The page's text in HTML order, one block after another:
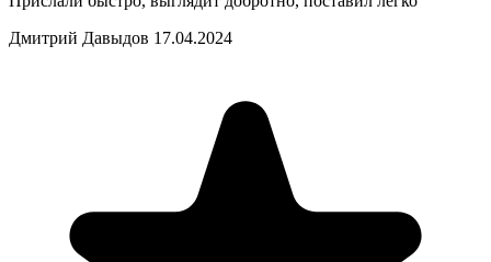
Дмитрий Давыдов 17.04.2024